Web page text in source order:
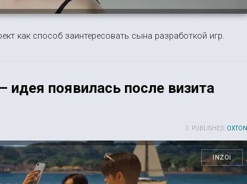
как способ заинтересовать сына разработкой игр.
идея появилась после визита
PUBLISHED: OXTON
INZOI